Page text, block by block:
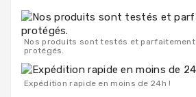
Nos produits sont testés et parfaitement
protégés.
Expédition rapide en moins de 24h !